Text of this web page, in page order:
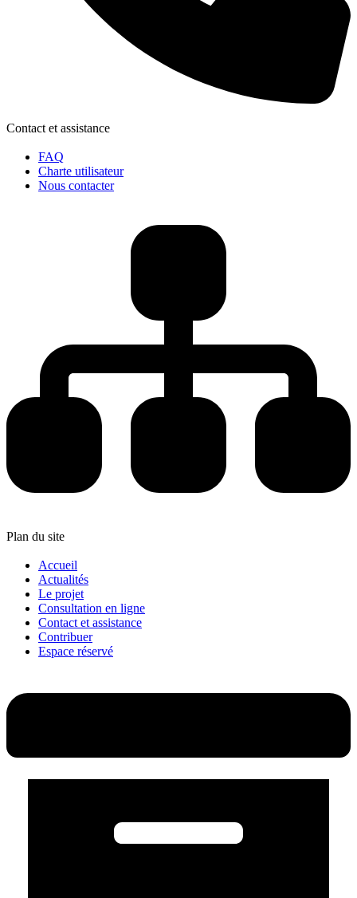
Contact et assistance
FAQ
Charte utilisateur
Nous contacter
Plan du site
Accueil
Actualités
Le projet
Consultation en ligne
Contact et assistance
Contribuer
Espace réservé